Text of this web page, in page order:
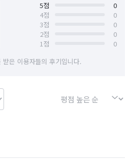
5점
0
4점
0
3점
0
2점
0
1점
0
은 이용자들의 후기입니다.